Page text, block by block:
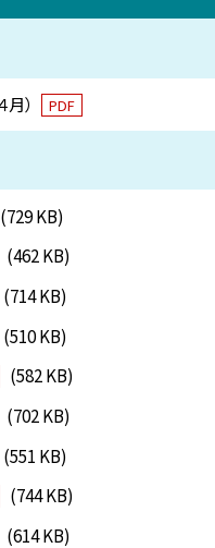
） PDF
(729 KB)
(462 KB)
(714 KB)
(510 KB)
(582 KB)
(702 KB)
(551 KB)
(744 KB)
(614 KB)